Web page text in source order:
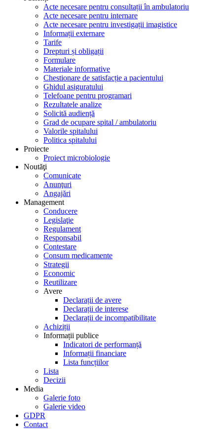
Acte necesare pentru consultații în ambulatoriu
Acte necesare pentru internare
Acte necesare pentru investigații imagistice
Informații externare
Tarife
Drepturi și obligații
Formulare
Materiale informative
Chestionare de satisfacție a pacientului
Ghidul asiguratului
Telefoane pentru programari
Rezultatele analize
Solicită audiență
Grad de ocupare spital / ambulatoriu
Valorile spitalului
Politica spitalului
Proiecte
Proiect microbiologie
Noutăţi
Comunicate
Anunţuri
Angajări
Management
Conducere
Legislaţie
Regulament
Responsabil
Contestare
Consum medicamente
Strategii
Economic
Reutilizare
Avere
Declarații de avere
Declarații de interese
Declarații de incompatibilitate
Achiziții
Informații publice
Indicatori de performanță
Informații financiare
Lista funcțiilor
Lista
Decizii
Media
Galerie foto
Galerie video
GDPR
Contact